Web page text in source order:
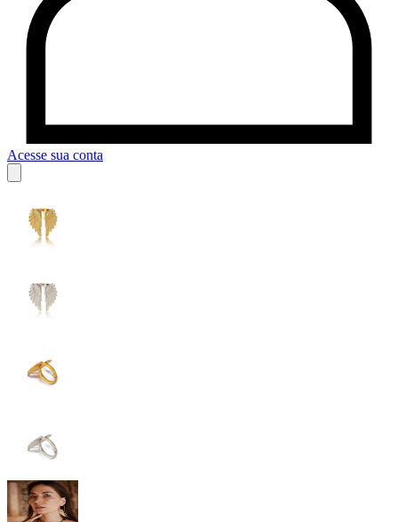
Acesse sua conta